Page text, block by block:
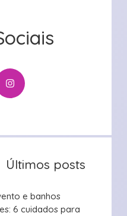
Últimos posts
e banhos
6 cuidados para
e banhos
6 cuidados para